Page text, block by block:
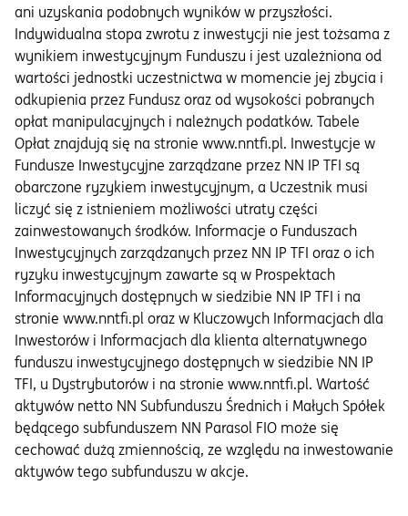
ani uzyskania podobnych wyników w przyszłości.
Indywidualna stopa zwrotu z inwestycji nie jest tożsama z
wynikiem inwestycyjnym Funduszu i jest uzależniona od
wartości jednostki uczestnictwa w momencie jej zbycia i
odkupienia przez Fundusz oraz od wysokości pobranych
opłat manipulacyjnych i należnych podatków. Tabele
Opłat znajdują się na stronie www.nntfi.pl. Inwestycje w
Fundusze Inwestycyjne zarządzane przez NN IP TFI są
obarczone ryzykiem inwestycyjnym, a Uczestnik musi
liczyć się z istnieniem możliwości utraty części
zainwestowanych środków. Informacje o Funduszach
Inwestycyjnych zarządzanych przez NN IP TFI oraz o ich
ryzyku inwestycyjnym zawarte są w Prospektach
Informacyjnych dostępnych w siedzibie NN IP TFI i na
stronie www.nntfi.pl oraz w Kluczowych Informacjach dla
Inwestorów i Informacjach dla klienta alternatywnego
funduszu inwestycyjnego dostępnych w siedzibie NN IP
TFI, u Dystrybutorów i na stronie www.nntfi.pl. Wartość
aktywów netto NN Subfunduszu Średnich i Małych Spółek
będącego subfunduszem NN Parasol FIO może się
cechować dużą zmiennością, ze względu na inwestowanie
aktywów tego subfunduszu w akcje.